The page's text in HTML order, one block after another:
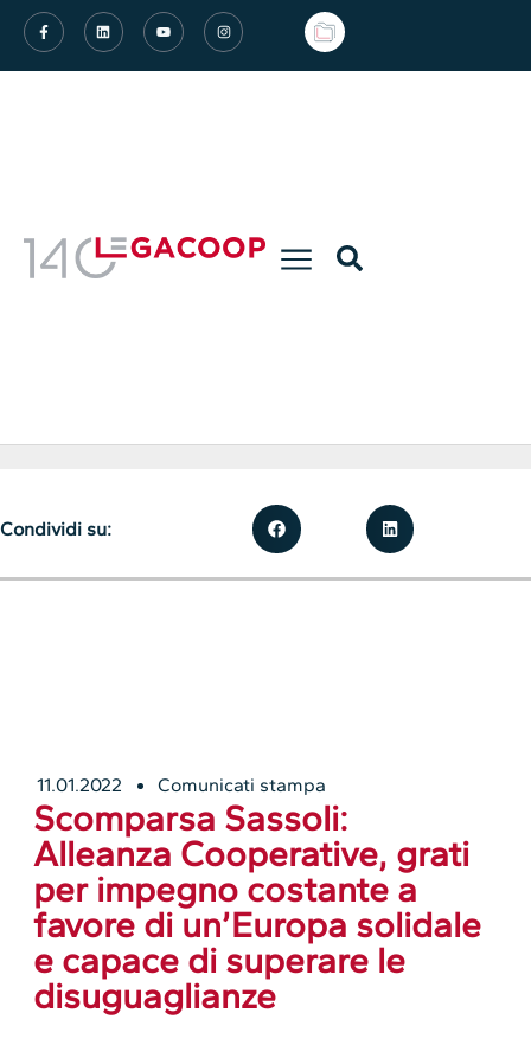
11.01.2022 Comunicati stampa
Scomparsa Sassoli:
Alleanza Cooperative, grati
per impegno costante a
favore di un’Europa solidale
e capace di superare le
disuguaglianze
Condividi su: